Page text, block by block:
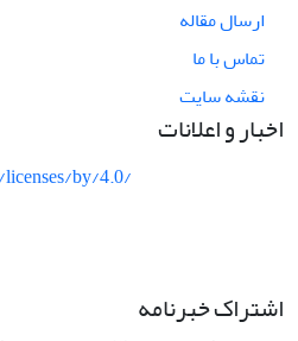
ارسال مقاله
تماس با ما
نقشه سایت
اخبار و اعلانات
by/4.0/
اشتراک خبرنامه